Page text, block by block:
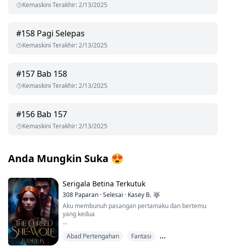
Kemaskini Terakhir:2/13/2025
#158 Pagi Selepas
Kemaskini Terakhir:2/13/2025
#157 Bab 158
Kemaskini Terakhir:2/13/2025
#156 Bab 157
Kemaskini Terakhir:2/13/2025
Anda Mungkin Suka 😍
Serigala Betina Terkutuk
308 Paparan ·Selesai · Kasey B. 🐺
Aku membunuh pasangan pertamaku dan bertemu
yang kedua
Dalam sekelip mata, seluarnya sudah berada di lutut.
Abad Pertengahan
Fantasi